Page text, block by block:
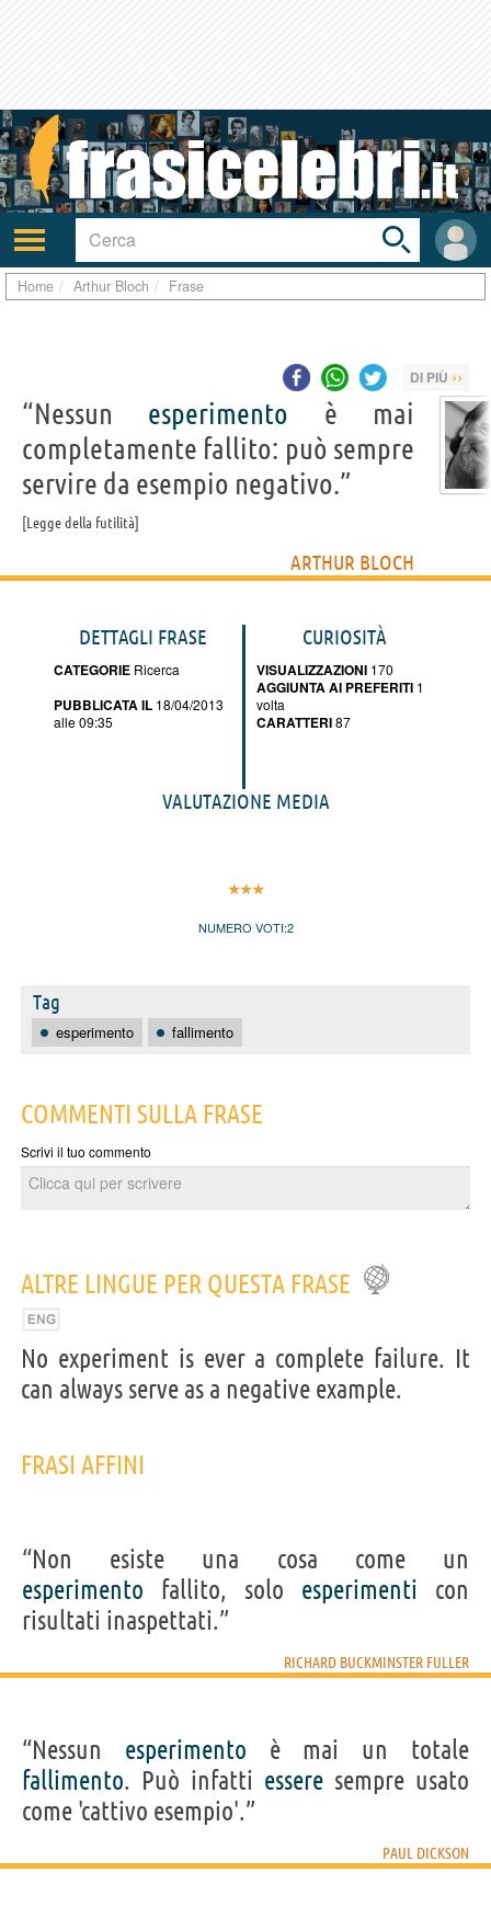
Attiva/disattiva
navigazione
User
area
Toggle
search
bar
Home Arthur Bloch Frase
DI PIÙ ››
“Nessun esperimento è mai
completamente fallito: può sempre
servire da esempio negativo.”
Legge della futilità
ARTHUR BLOCH
DETTAGLI FRASE
CATEGORIE Ricerca
PUBBLICATA IL 18/04/2013
alle 09:35
CURIOSITÀ
VISUALIZZAZIONI 170
AGGIUNTA AI PREFERITI 1
volta
CARATTERI87
VALUTAZIONE MEDIA
NUMERO VOTI:2
Tag
esperimento fallimento
COMMENTI SULLA FRASE
Scrivi il tuo commento
ALTRE LINGUE PER QUESTA FRASE
No experiment is ever a complete failure. It
can always serve as a negative example.
FRASI AFFINI
“Non esiste una cosa come un
esperimento fallito, solo esperimenti con
risultati inaspettati.”
RICHARD BUCKMINSTER FULLER
“Nessun esperimento è mai un totale
fallimento. Può infatti essere sempre usato
come 'cattivo esempio'.”
PAUL DICKSON